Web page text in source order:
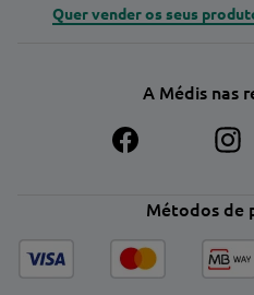
Quer vender os seus
A Médis nas
Métodos de